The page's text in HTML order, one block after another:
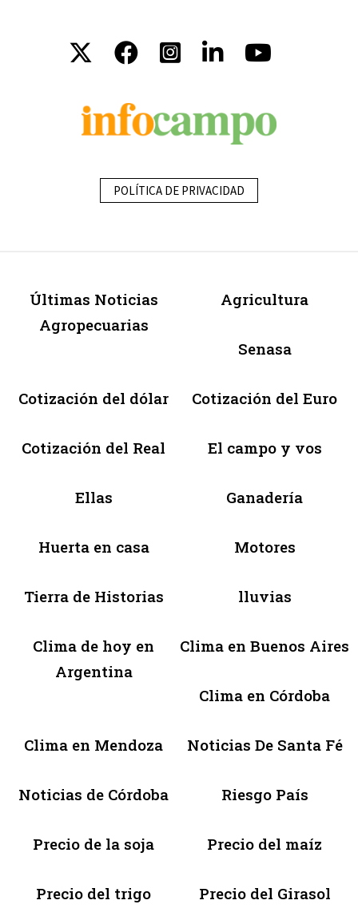
POLÍTICA DE PRIVACIDAD
Últimas Noticias
Agropecuarias
Agricultura
Senasa
Cotización del dólar Cotización del Euro
Cotización del Real El campo y vos
Ellas Ganadería
Huerta en casa Motores
Tierra de Historias lluvias
Clima de hoy en
Argentina
Clima en Buenos Aires
Clima en Córdoba
Clima en Mendoza Noticias De Santa Fé
Noticias de Córdoba Riesgo País
Precio de la soja Precio del maíz
Precio del trigo Precio del Girasol